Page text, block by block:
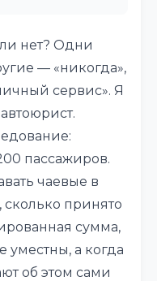
нет? Одни
— «никогда»,
сервис». Я
пассажиров.
чаевые в
сколько принято
сумма,
уместны, а когда
об этом сами